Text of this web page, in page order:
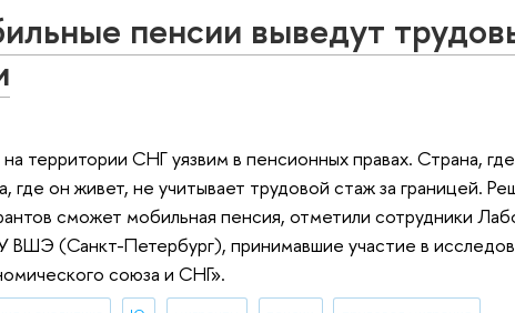
пенсии выведут
территории СНГ уязвим в пенсионных правах. Страна,
где он живет, не учитывает трудовой стаж за границей.
сможет мобильная пенсия, отметили сотрудники
ВШЭ (Санкт-Петербург), принимавшие участие в
союза и СНГ».